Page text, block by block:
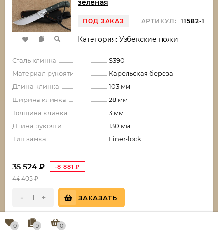
зеленая
ПОД ЗАКАЗ АРТИКУЛ: 11582-1
Категория: Узбекские ножи
Сталь клинка
S390
Материал рукояти
Карельская береза
Длина клинка
103 мм
Ширина клинка
28 мм
Толщина клинка
3 мм
Длина рукояти
130 мм
Тип замка
Liner-lock
35 524 ₽ -8 881 ₽
44 405₽
- + ЗАКАЗАТЬ
0 0 0